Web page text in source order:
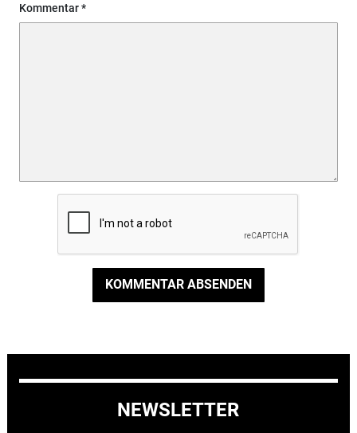
Kommentar
KOMMENTAR ABSENDEN
NEWSLETTER